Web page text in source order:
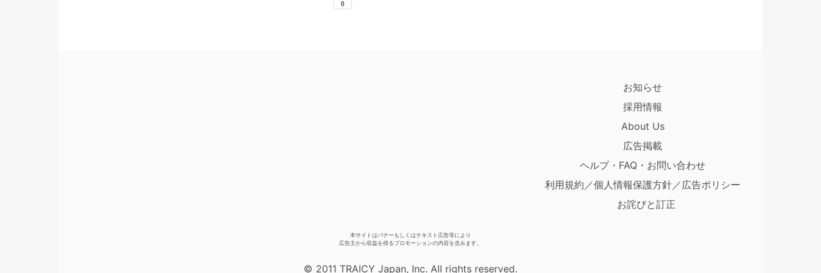
お知らせ
採用情報
About Us
広告掲載
ヘルプ・FAQ・お問い合わせ
利用規約／個人情報保護方針／広告ポリシー
お詫びと訂正
本サイトはバナーもしくはテキスト広告等により
広告主から収益を得るプロモーションの内容を含みます。
© 2011 TRAICY Japan, Inc. All rights reserved.